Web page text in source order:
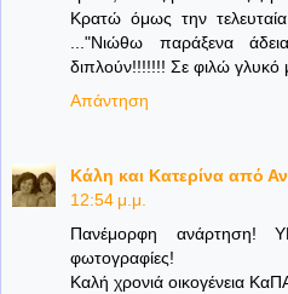
Κρατώ όμως την
..."Νιώθω παράξενα
διπλούν!!!!!!! Σε φιλώ γλυκό
Απάντηση
Κάλη και Κατερίνα από
12:54 μ.μ.
Πανέμορφη ανάρτηση!
φωτογραφίες!
Καλή χρονιά οικογένεια